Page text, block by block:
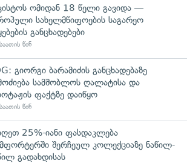
ომიდან 18 წელი გავიდა —
სახელმწიფოების საგარეო
განცხადებები
წინ
გიორგი ბარამიძის განცხადებაზე
სამშობლოს ღალატისა და
ფაქტზე დაიწყო
წინ
25%-იანი ფასდაკლება
შერჩეულ კოლექციაზე ნაწილ-
გადახდისას